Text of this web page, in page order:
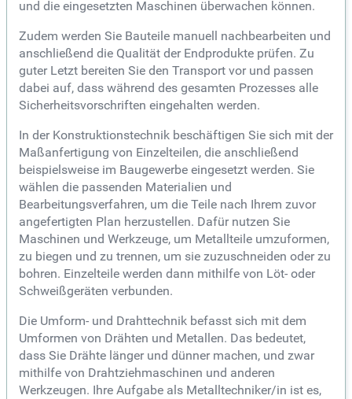
und die eingesetzten Maschinen überwachen können.
Zudem werden Sie Bauteile manuell nachbearbeiten und
anschließend die Qualität der Endprodukte prüfen. Zu
guter Letzt bereiten Sie den Transport vor und passen
dabei auf, dass während des gesamten Prozesses alle
Sicherheitsvorschriften eingehalten werden.
In der Konstruktionstechnik beschäftigen Sie sich mit der
Maßanfertigung von Einzelteilen, die anschließend
beispielsweise im Baugewerbe eingesetzt werden. Sie
wählen die passenden Materialien und
Bearbeitungsverfahren, um die Teile nach Ihrem zuvor
angefertigten Plan herzustellen. Dafür nutzen Sie
Maschinen und Werkzeuge, um Metallteile umzuformen,
zu biegen und zu trennen, um sie zuzuschneiden oder zu
bohren. Einzelteile werden dann mithilfe von Löt- oder
Schweißgeräten verbunden.
Die Umform- und Drahttechnik befasst sich mit dem
Umformen von Drähten und Metallen. Das bedeutet,
dass Sie Drähte länger und dünner machen, und zwar
mithilfe von Drahtziehmaschinen und anderen
Werkzeugen. Ihre Aufgabe als Metalltechniker/in ist es,